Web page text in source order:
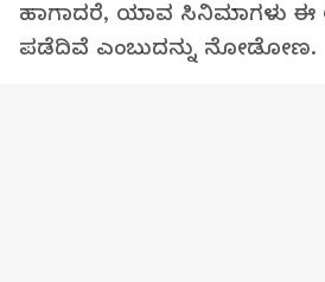
ಹಾಗಾದರೆ, ಯಾವ ಸಿನಿಮಾಗಳು ಈ
ಪಡೆದಿವೆ ಎಂಬುದನ್ನು ನೋಡೋಣ.